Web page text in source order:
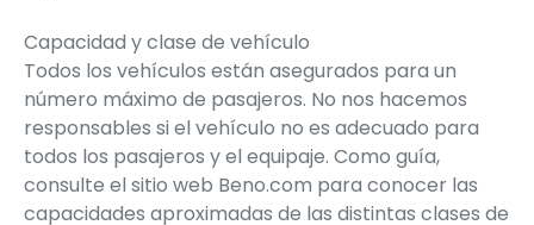
Capacidad y clase de vehículo
Todos los vehículos están asegurados para un
número máximo de pasajeros. No nos hacemos
responsables si el vehículo no es adecuado para
todos los pasajeros y el equipaje. Como guía,
consulte el sitio web Beno.com para conocer las
capacidades aproximadas de las distintas clases de